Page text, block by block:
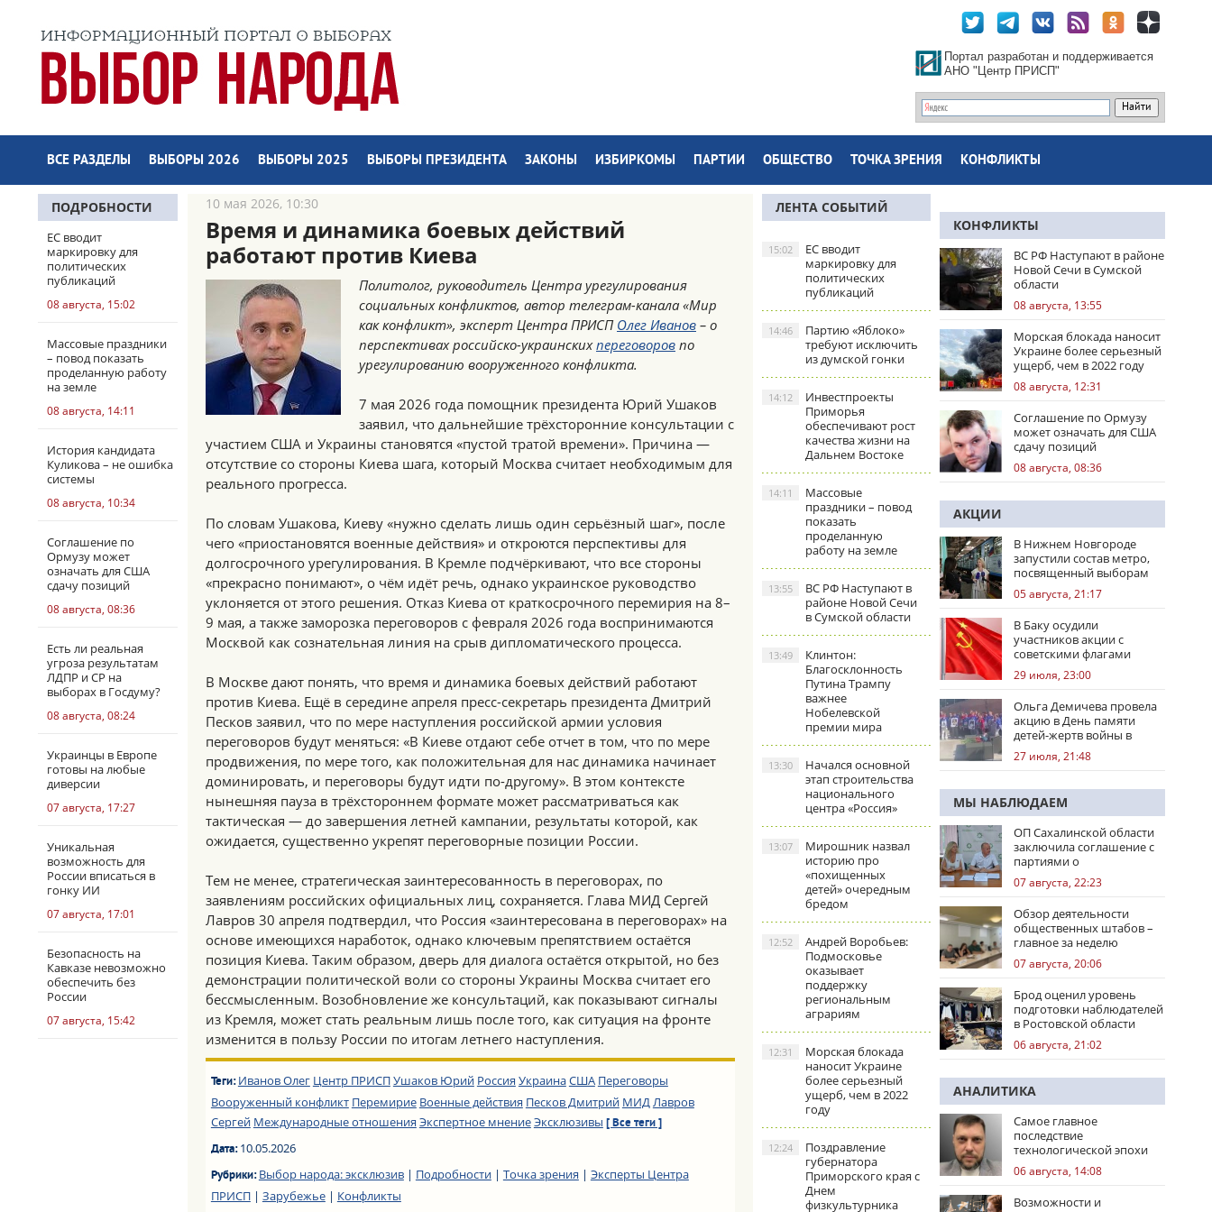
Портал разработан и поддерживается
АНО "Центр ПРИСП"
ВСЕ РАЗДЕЛЫ ВЫБОРЫ 2026 ВЫБОРЫ 2025 ВЫБОРЫ ПРЕЗИДЕНТА ЗАКОНЫ ИЗБИРКОМЫ ПАРТИИ ОБЩЕСТВО ТОЧКА ЗРЕНИЯ КОНФЛИКТЫ
ПОДРОБНОСТИ
ЕС вводит
маркировку для
политических
публикаций
08 августа, 15:02
Массовые праздники
– повод показать
проделанную работу
на земле
08 августа, 14:11
История кандидата
Куликова – не ошибка
системы
08 августа, 10:34
Соглашение по
Ормузу может
означать для США
сдачу позиций
08 августа, 08:36
Есть ли реальная
угроза результатам
ЛДПР и СР на
выборах в Госдуму?
08 августа, 08:24
Украинцы в Европе
готовы на любые
диверсии
07 августа, 17:27
Уникальная
возможность для
России вписаться в
гонку ИИ
07 августа, 17:01
Безопасность на
Кавказе невозможно
обеспечить без
России
07 августа, 15:42
10 мая 2026, 10:30
Время и динамика боевых действий
работают против Киева
Политолог, руководитель Центра урегулирования
социальных конфликтов, автор телеграм-канала «Мир
как конфликт», эксперт Центра ПРИСП Олег Иванов – о
перспективах российско-украинскихпереговоров по
урегулированию вооруженного конфликта.
7 мая 2026 года помощник президента Юрий Ушаков
заявил, что дальнейшие трёхсторонние консультации с
участием США и Украины становятся «пустой тратой времени». Причина —
отсутствие со стороны Киева шага, который Москва считает необходимым для
реального прогресса.
По словам Ушакова, Киеву «нужно сделать лишь один серьёзный шаг», после
чего «приостановятся военные действия» и откроются перспективы для
долгосрочного урегулирования. В Кремле подчёркивают, что все стороны
«прекрасно понимают», о чём идёт речь, однако украинское руководство
уклоняется от этого решения. Отказ Киева от краткосрочного перемирия на 8–
9 мая, а также заморозка переговоров с февраля 2026 года воспринимаются
Москвой как сознательная линия на срыв дипломатического процесса.
В Москве дают понять, что время и динамика боевых действий работают
против Киева. Ещё в середине апреля пресс-секретарь президента Дмитрий
Песков заявил, что по мере наступления российской армии условия
переговоров будут меняться: «В Киеве отдают себе отчет в том, что по мере
продвижения, по мере того, как положительная для нас динамика начинает
доминировать, и переговоры будут идти по-другому». В этом контексте
нынешняя пауза в трёхстороннем формате может рассматриваться как
тактическая — до завершения летней кампании, результаты которой, как
ожидается, существенно укрепят переговорные позиции России.
Тем не менее, стратегическая заинтересованность в переговорах, по
заявлениям российских официальных лиц, сохраняется. Глава МИД Сергей
Лавров 30 апреля подтвердил, что Россия «заинтересована в переговорах» на
основе имеющихся наработок, однако ключевым препятствием остаётся
позиция Киева. Таким образом, дверь для диалога остаётся открытой, но без
демонстрации политической воли со стороны Украины Москва считает его
бессмысленным. Возобновление же консультаций, как показывают сигналы
из Кремля, может стать реальным лишь после того, как ситуация на фронте
изменится в пользу России по итогам летнего наступления.
Теги: Иванов Олег Центр ПРИСПУшаков Юрий Россия УкраинаСША Переговоры
Вооруженный конфликт Перемирие Военные действия Песков Дмитрий МИДЛавров
Сергей Международные отношения Экспертное мнениеЭксклюзивы [ Все теги ]
Дата:10.05.2026
Рубрики:Выбор народа: эксклюзив| Подробности| Точка зрения | Эксперты Центра
ПРИСП| Зарубежье| Конфликты
ЛЕНТА СОБЫТИЙ
ЕС вводит
маркировку для
политических
публикаций
15:02
Партию «Яблоко»
требуют исключить
из думской гонки
14:46
Инвестпроекты
Приморья
обеспечивают рост
качества жизни на
Дальнем Востоке
14:12
Массовые
праздники – повод
показать
проделанную
работу на земле
14:11
ВС РФ Наступают в
районе Новой Сечи
в Сумской области
13:55
Клинтон:
Благосклонность
Путина Трампу
важнее
Нобелевской
премии мира
13:49
Начался основной
этап строительства
национального
центра «Россия»
13:30
Мирошник назвал
историю про
«похищенных
детей» очередным
бредом
13:07
Андрей Воробьев:
Подмосковье
оказывает
поддержку
региональным
аграриям
12:52
Морская блокада
наносит Украине
более серьезный
ущерб, чем в 2022
году
12:31
Поздравление
губернатора
Приморского края с
Днем
физкультурника
12:24
КОНФЛИКТЫ
ВС РФ Наступают в районе
Новой Сечи в Сумской
области
08 августа, 13:55
Морская блокада наносит
Украине более серьезный
ущерб, чем в 2022 году
08 августа, 12:31
Соглашение по Ормузу
может означать для США
сдачу позиций
08 августа, 08:36
АКЦИИ
В Нижнем Новгороде
запустили состав метро,
посвященный выборам
05 августа, 21:17
В Баку осудили
участников акции с
советскими флагами
29 июля, 23:00
Ольга Демичева провела
акцию в День памяти
детей-жертв войны в
Донбассе
27 июля, 21:48
МЫ НАБЛЮДАЕМ
ОП Сахалинской области
заключила соглашение с
партиями о
сотрудничестве на
выборах
07 августа, 22:23
Обзор деятельности
общественных штабов –
главное за неделю
07 августа, 20:06
Брод оценил уровень
подготовки наблюдателей
в Ростовской области
06 августа, 21:02
АНАЛИТИКА
Самое главное
последствие
технологической эпохи
06 августа, 14:08
Возможности и